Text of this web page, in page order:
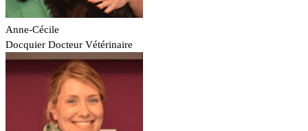
Anne-Cécile
Docquier Docteur Vétérinaire